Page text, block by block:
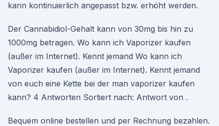
kann kontinuierlich angepasst bzw. erhöht werden.
Der Cannabidiol-Gehalt kann von 30mg bis hin zu
1000mg betragen. Wo kann ich Vaporizer kaufen
(außer im Internet). Kennt jemand Wo kann ich
Vaporizer kaufen (außer im Internet). Kennt jemand
von euch eine Kette bei der man vaporizer kaufen
kann? 4 Antworten Sortiert nach: Antwort von .
Bequem online bestellen und per Rechnung bezahlen.